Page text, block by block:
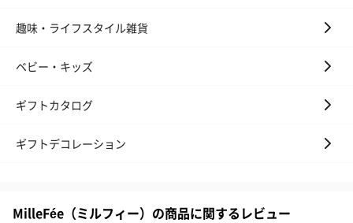
趣味・ライフスタイル雑貨
ベビー・キッズ
ギフトカタログ
ギフトデコレーション
MilleFée（ミルフィー）の商品に関するレビュー